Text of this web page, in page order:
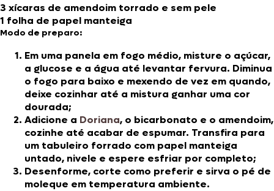
3 xícaras de amendoim torrado e sem pele
1 folha de papel manteiga
Modo de preparo:
Em uma panela em fogo médio, misture o açúcar,
a glucose e a água até levantar fervura. Diminua
o fogo para baixo e mexendo de vez em quando,
deixe cozinhar até a mistura ganhar uma cor
dourada;
Adicione a Doriana, o bicarbonato e o amendoim,
cozinhe até acabar de espumar. Transfira para
um tabuleiro forrado com papel manteiga
untado, nivele e espere esfriar por completo;
Desenforme, corte como preferir e sirva o pé de
moleque em temperatura ambiente.